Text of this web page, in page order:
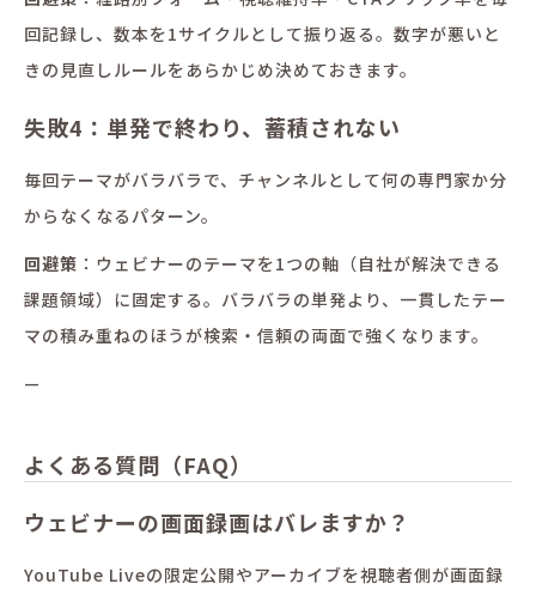
回記録し、数本を1サイクルとして振り返る。数字が悪いと
きの見直しルールをあらかじめ決めておきます。
失敗4：単発で終わり、蓄積されない
毎回テーマがバラバラで、チャンネルとして何の専門家か分
からなくなるパターン。
回避策 ：ウェビナーのテーマを1つの軸（自社が解決できる
課題領域）に固定する。バラバラの単発より、一貫したテー
マの積み重ねのほうが検索・信頼の両面で強くなります。
—
よくある質問（FAQ）
ウェビナーの画面録画はバレますか？
YouTube Liveの限定公開やアーカイブを視聴者側が画面録